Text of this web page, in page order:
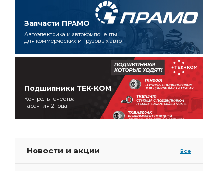
Запчасти ПРАМО
Автоэлектрика и автокомпоненты
для коммерческих и грузовых авто
Подшипники ТЕК-КОМ
Контроль качества
Гарантия 2 года
Новости и акции Все